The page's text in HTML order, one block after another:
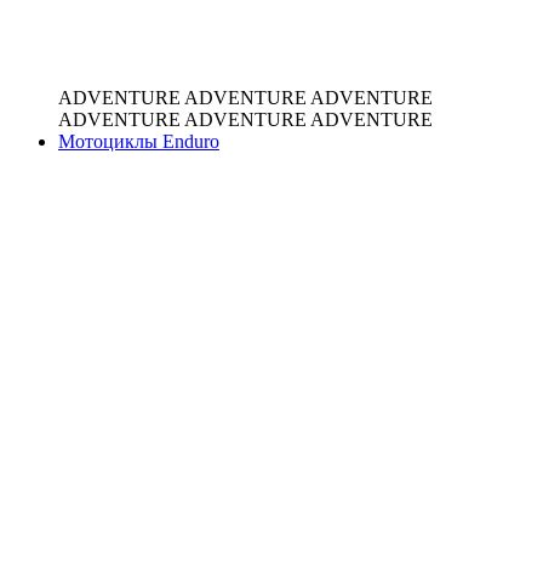
ADVENTURE ADVENTURE ADVENTURE
ADVENTURE ADVENTURE ADVENTURE
Мотоциклы Enduro